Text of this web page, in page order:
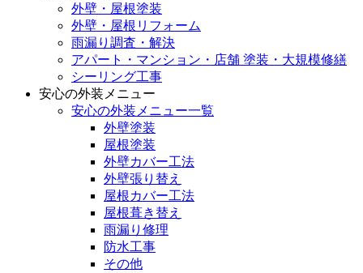
外壁・屋根塗装
外壁・屋根リフォーム
雨漏り調査・解決
アパート・マンション・店舗 塗装・大規模修繕
シーリング工事
安心の外装メニュー
安心の外装メニュー一覧
外壁塗装
屋根塗装
外壁カバー工法
外壁張り替え
屋根カバー工法
屋根葺き替え
雨漏り修理
防水工事
その他